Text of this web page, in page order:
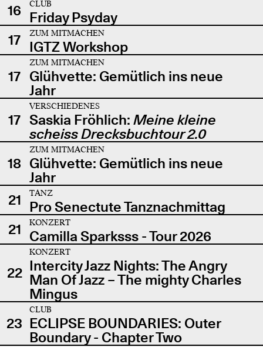
16
CLUB
Friday Psyday
17
ZUM MITMACHEN
IGTZ Workshop
17
ZUM MITMACHEN
Glühvette: Gemütlich ins neue
Jahr
17
VERSCHIEDENES
Saskia Fröhlich: Meine kleine
scheiss Drecksbuchtour 2.0
18
ZUM MITMACHEN
Glühvette: Gemütlich ins neue
Jahr
21
TANZ
Pro Senectute Tanznachmittag
21
KONZERT
Camilla Sparksss - Tour 2026
22
KONZERT
Intercity Jazz Nights: The Angry
Man Of Jazz – The mighty Charles
Mingus
23
CLUB
ECLIPSE BOUNDARIES: Outer
Boundary - Chapter Two